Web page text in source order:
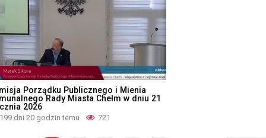
Porządku Publicznego i Mienia
Rady Miasta Chełm w dniu 21
2026
199 dni 20 godzin temu 721